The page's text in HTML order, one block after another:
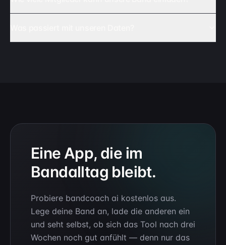
Eine App, die im
Bandalltag bleibt.
Probiere bandcoach ai kostenlos aus.
Lege deine Band an, lade die anderen ein
und seht selbst, ob sich das Tool nach drei
Wochen noch gut anfühlt — denn nur das